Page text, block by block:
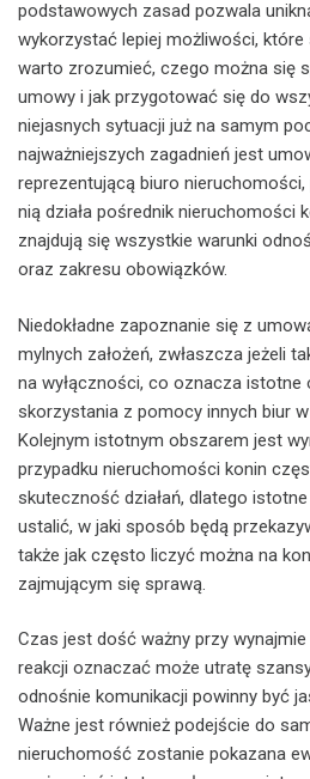
podstawowych zasad pozwala
wykorzystać lepiej możliwości, które
warto zrozumieć, czego można się
umowy i jak przygotować się do
niejasnych sytuacji już na samym
najważniejszych zagadnień jest
reprezentującą biuro
nią działa pośrednik nieruchomości
znajdują się wszystkie warunki
oraz zakresu obowiązków.
Niedokładne zapoznanie się z
mylnych założeń, zwłaszcza jeżeli
na wyłączności, co oznacza istotne
skorzystania z pomocy innych biur
Kolejnym istotnym obszarem jest
przypadku nieruchomości konin
skuteczność działań, dlatego
ustalić, w jaki sposób będą
także jak często liczyć można na
zajmującym się sprawą.
Czas jest dość ważny przy wynajmie
reakcji oznaczać może utratę
odnośnie komunikacji powinny być
Ważne jest również podejście do
nieruchomość zostanie pokazana